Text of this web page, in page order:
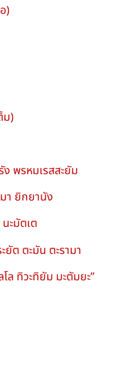
)
ม)
ง พรหมเรสสะยัม
า ยิกยานัง
ะมัตเต
ยัต ตะมัน ตะรามา
ล ทิวะทิยัม มะตัมยะ”